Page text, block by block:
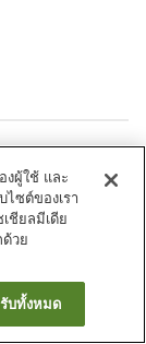
นมัติ
ก
งผู้ใช้ และ
ซต์ของเรา
ชียลมีเดีย
วย
บทั้งหมด